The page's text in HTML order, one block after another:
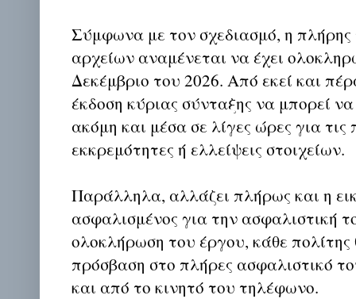
Σύμφωνα με τον σχεδιασμό, η
αρχείων αναμένεται να έχει
Δεκέμβριο του 2026. Από εκεί και
έκδοση κύριας σύνταξης να μπορεί
ακόμη και μέσα σε λίγες ώρες για τις
εκκρεμότητες ή ελλείψεις στοιχείων.
Παράλληλα, αλλάζει πλήρως και η
ασφαλισμένος για την ασφαλιστική
ολοκλήρωση του έργου, κάθε πολίτης
πρόσβαση στο πλήρες ασφαλιστικό
και από το κινητό του τηλέφωνο.